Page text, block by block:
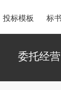
投标模板 标
委托经营